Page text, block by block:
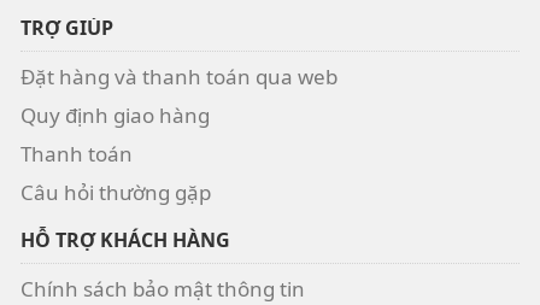
TRỢ GIÚP
Đặt hàng và thanh toán qua web
Quy định giao hàng
Thanh toán
Câu hỏi thường gặp
HỖ TRỢ KHÁCH HÀNG
Chính sách bảo mật thông tin